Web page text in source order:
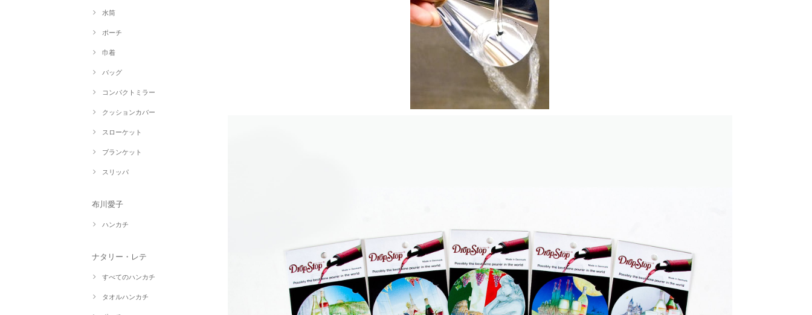
水筒
ポーチ
巾着
バッグ
コンパクトミラー
クッションカバー
スローケット
ブランケット
スリッパ
布川愛子
ハンカチ
ナタリー・レテ
すべてのハンカチ
タオルハンカチ